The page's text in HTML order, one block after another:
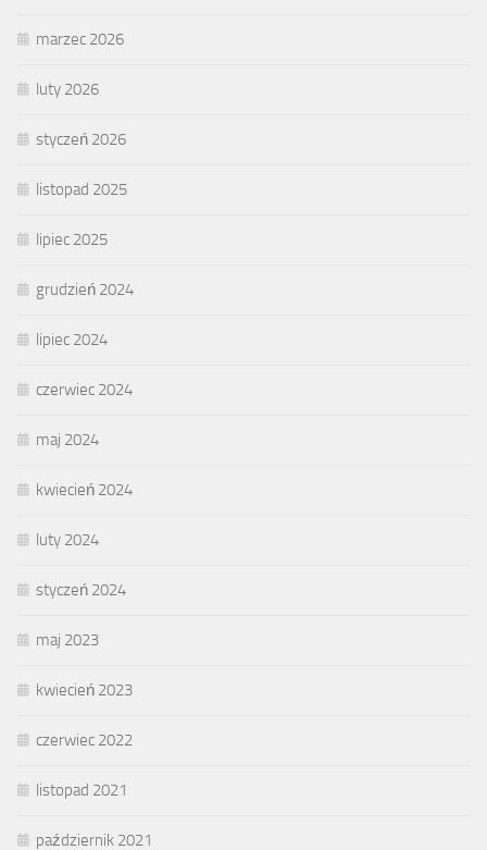
marzec 2026
luty 2026
styczeń 2026
listopad 2025
lipiec 2025
grudzień 2024
lipiec 2024
czerwiec 2024
maj 2024
kwiecień 2024
luty 2024
styczeń 2024
maj 2023
kwiecień 2023
czerwiec 2022
listopad 2021
październik 2021